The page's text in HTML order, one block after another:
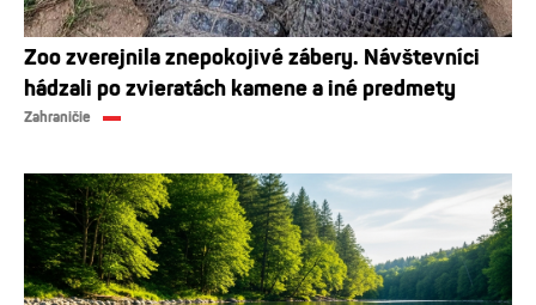
Zoo zverejnila znepokojivé zábery. Návštevníci
hádzali po zvieratách kamene a iné predmety
Zahraničie